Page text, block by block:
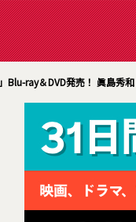
Blu-ray＆DVD発売！ 眞島秀